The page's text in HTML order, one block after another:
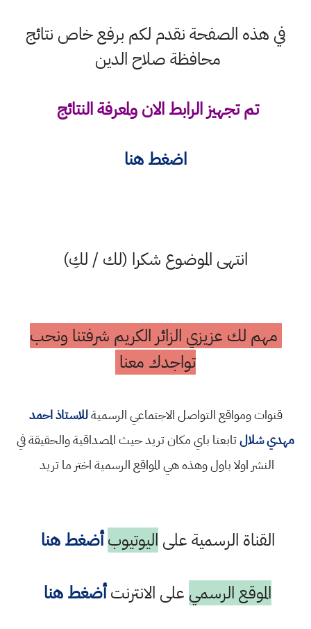
في هذه الصفحة نقدم لكم برفع خاص نتائج
محافظة صلاح الدين
تم تجهيز الرابط الان ولمعرفة النتائج
اضغط هنا
انتهى الموضوع شكرا (لك / لكِ)
مهم لك عزيزي الزائر الكريم شرفتنا ونحب
تواجدك معنا
قنوات ومواقع التواصل الاجتماعي الرسميةللاستاذ احمد
مهدي شلالتابعنا باي مكان تريد حيث المصداقية والحقيقة في
النشر اولا باول وهذه هي المواقع الرسمية اختر ما تريد
القناة الرسمية على اليوتيوب أضغط هنا
الموقع الرسمي على الانترنتأضغط هنا